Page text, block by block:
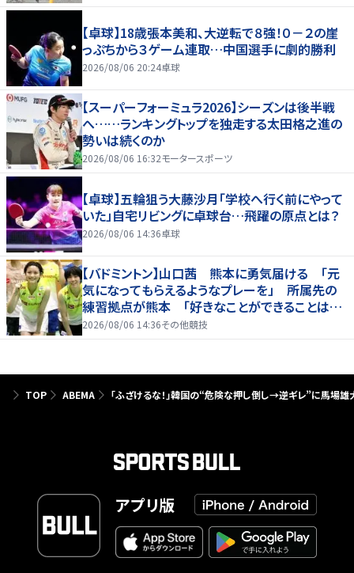
【卓球】18歳張本美和、大逆転で８強！０－２の崖
っぷちから３ゲーム連取…中国選手に劇的勝利
2026/08/06 20:24卓球
【スーパーフォーミュラ2026】シーズンは後半戦
へ……ランキングトップを独走する太田格之進の
勢いは続くのか
2026/08/06 16:32モータースポーツ
【卓球】五輪狙う大藤沙月「学校へ行く前にやって
いた」自宅リビングに卓球台…飛躍の原点とは？
2026/08/06 14:36卓球
【バドミントン】山口茜 熊本に勇気届ける 「元
気になってもらえるようなプレーを」 所属先の
練習拠点が熊本 「好きなことができることは当
たり前じゃない」
2026/08/06 14:36その他競技
TOP ABEMA 「ふざけるな！」韓国の“危険な押し倒し→逆ギレ”に馬場雄
アプリ版